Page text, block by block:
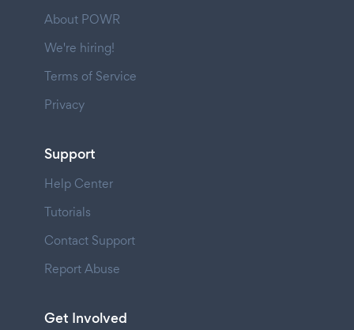
About POWR
We're hiring!
Terms of Service
Privacy
Support
Help Center
Tutorials
Contact Support
Report Abuse
Get Involved